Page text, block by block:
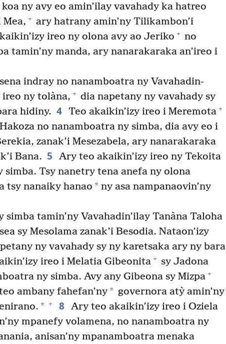
ny avy eo amin’ilay vavahady ka hatreo
Mea, + ary hatrany amin’ny Tilikambon’i
ireo ny olona avy ao Jeriko + no
tamin’ny manda, ary nanarakaraka an’ireo i
indray no nanamboatra ny Vavahadin-
ireo ny tolàna, + dia napetany ny vavahady sy
hidiny. 4 Teo akaikin’izy ireo i Meremota +
no nanamboatra ny simba, dia avy eo i
zanak’i Mesezabela, ary nanarakaraka
Bana. 5 Ary teo akaikin’izy ireo ny Tekoita
simba. Tsy nanetry tena anefa ny olona
tsy nanaiky hanao * ny asa nampanaovin’ny
simba tamin’ny Vavahadin’ilay Tanàna Taloha
sy Mesolama zanak’i Besodia. Nataon’izy
ny vavahady sy ny karetsaka ary ny bara
ireo i Melatia Gibeonita + sy Jadona
ny simba. Avy any Gibeona sy Mizpa +
ambany fahefan’ny* governora atỳ amin’ny
* + 8 Ary teo akaikin’izy ireo i Oziela
mpanefy volamena, no nanamboatra ny
anisan’ny mpanamboatra menaka